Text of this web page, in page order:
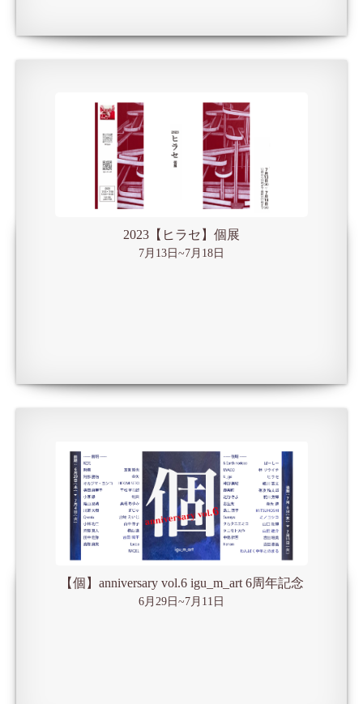
2023【ヒラセ】個展
7月13日~7月18日
【個】anniversary vol.6 igu_m_art 6周年記念
6月29日~7月11日